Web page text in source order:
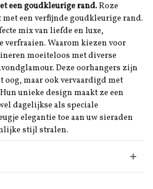
een goudkleurige rand.Roze
een verfijnde goudkleurige rand.
mix van liefde en luxe,
Waarom kiezen voor
moeiteloos met diverse
Deze oorhangers zijn
oog, maar ook vervaardigd met
unieke design maakt ze een
dagelijkse als speciale
elegantie toe aan uw sieraden
stijl stralen.